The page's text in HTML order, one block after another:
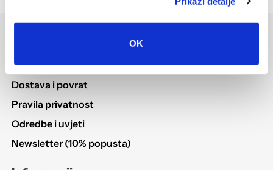
OK
Help desk
Dostava i povrat
Pravila privatnost
Odredbe i uvjeti
Newsletter (10% popusta)